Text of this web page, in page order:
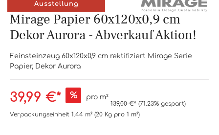
Ausstellung
Mirage Papier 60x120x0,9 cm
Dekor Aurora - Abverkauf Aktion!
Feinsteinzeug 60x120x0,9 cm rektifiziert Mirage Serie
Papier, Dekor Aurora
39,99 €* % pro m²
139,00 €* (71.23% gespart)
Verpackungseinheit 1.44 m² (20 Kg pro 1 m²)